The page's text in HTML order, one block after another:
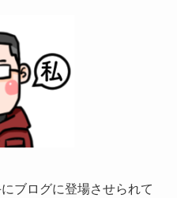
ブログに登場させられて